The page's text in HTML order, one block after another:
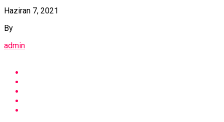
Haziran 7, 2021
By
admin